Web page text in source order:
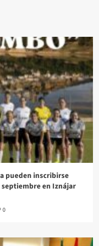
pueden inscribirse
en Iznájar
0